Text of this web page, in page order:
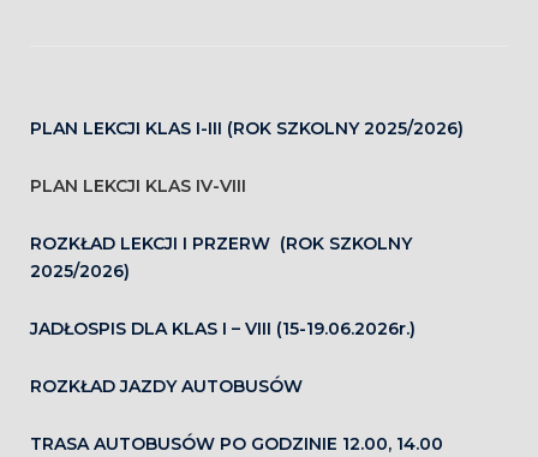
PLAN LEKCJI KLAS I-III (ROK SZKOLNY 2025/2026)
PLAN LEKCJI KLAS IV-VIII
ROZKŁAD LEKCJI I PRZERW (ROK SZKOLNY
2025/2026)
JADŁOSPIS DLA KLAS I – VIII (15-19.06.2026r.)
ROZKŁAD JAZDY AUTOBUSÓW
TRASA AUTOBUSÓW PO GODZINIE 12.00, 14.00